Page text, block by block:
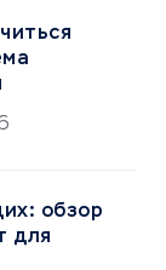
обзор
для